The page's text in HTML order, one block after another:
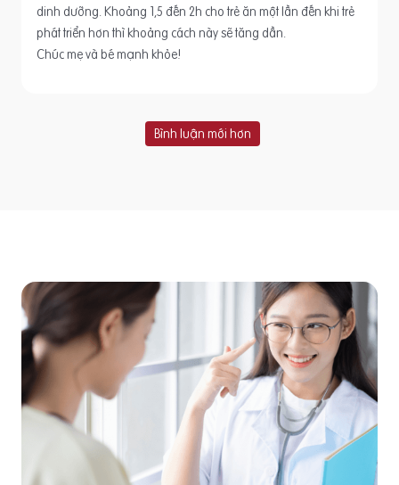
dinh dưỡng. Khoảng 1,5 đến 2h cho trẻ ăn một lần đến khi trẻ
phát triển hơn thì khoảng cách này sẽ tăng dần.
Chúc mẹ và bé mạnh khỏe!
Bình luận mới hơn